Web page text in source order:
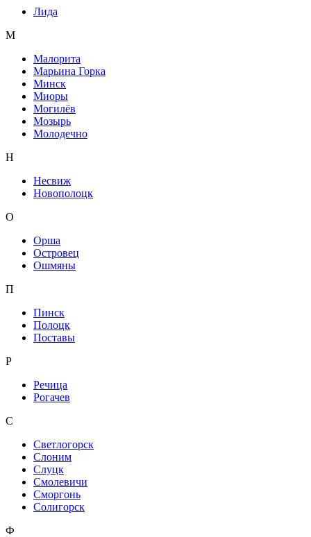
Лида
М
Малорита
Марьина Горка
Минск
Миоры
Могилёв
Мозырь
Молодечно
Н
Несвиж
Новополоцк
О
Орша
Островец
Ошмяны
П
Пинск
Полоцк
Поставы
Р
Речица
Рогачев
С
Светлогорск
Слоним
Слуцк
Смолевичи
Сморгонь
Солигорск
Ф